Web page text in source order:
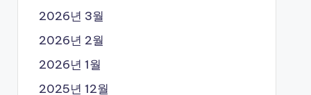
2026년 3월
2026년 2월
2026년 1월
2025년 12월